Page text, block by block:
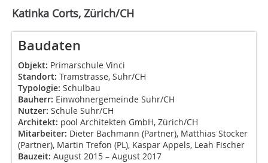
Katinka Corts, Zürich/CH
Baudaten
Objekt: Primarschule Vinci
Standort: Tramstrasse, Suhr/CH
Typologie: Schulbau
Bauherr: Einwohnergemeinde Suhr/CH
Nutzer: Schule Suhr/CH
Architekt: pool Architekten GmbH, Zürich/CH
Mitarbeiter: Dieter Bachmann (Partner), Matthias Stocker
(Partner), Martin Trefon (PL), Kaspar Appels, Leah Fischer
Bauzeit: August 2015 – August 2017